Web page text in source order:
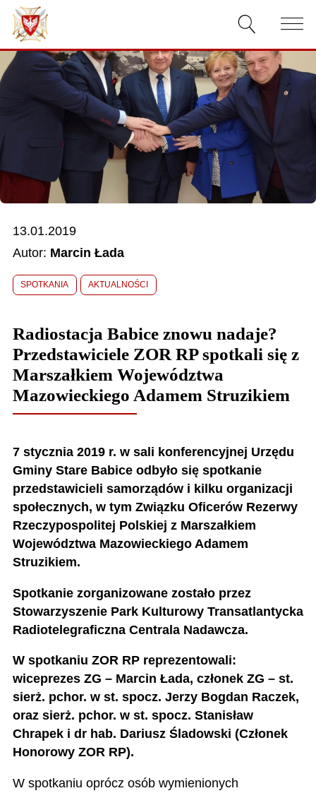
AKTUALNOŚCI
O ZWIĄZKU
WŁADZE
RELACJE FILMOWE
KONKURSY
13.01.2019
Autor: Marcin Łada
SPOTKANIA AKTUALNOŚCI
Radiostacja Babice znowu nadaje?
Przedstawiciele ZOR RP spotkali się z
Marszałkiem Województwa
Mazowieckiego Adamem Struzikiem
7 stycznia 2019 r. w sali konferencyjnej Urzędu
Gminy Stare Babice odbyło się spotkanie
przedstawicieli samorządów i kilku organizacji
społecznych, w tym Związku Oficerów Rezerwy
Rzeczypospolitej Polskiej z Marszałkiem
Województwa Mazowieckiego Adamem
Struzikiem.
Spotkanie zorganizowane zostało przez
Stowarzyszenie Park Kulturowy Transatlantycka
Radiotelegraficzna Centrala Nadawcza.
W spotkaniu ZOR RP reprezentowali:
wiceprezes ZG –Marcin Łada, członek ZG – st.
sierż. pchor. w st. spocz. Jerzy Bogdan Raczek,
oraz sierż. pchor. w st. spocz. Stanisław
Chrapek i dr hab. Dariusz Śladowski (Członek
Honorowy ZOR RP).
W spotkaniu oprócz osób wymienionych